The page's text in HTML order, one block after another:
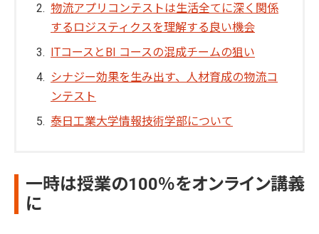
物流アプリコンテストは生活全てに深く関係
するロジスティクスを理解する良い機会
ITコースとBI コースの混成チームの狙い
シナジー効果を生み出す、人材育成の物流コ
ンテスト
泰日工業大学情報技術学部について
一時は授業の100％をオンライン講義
に